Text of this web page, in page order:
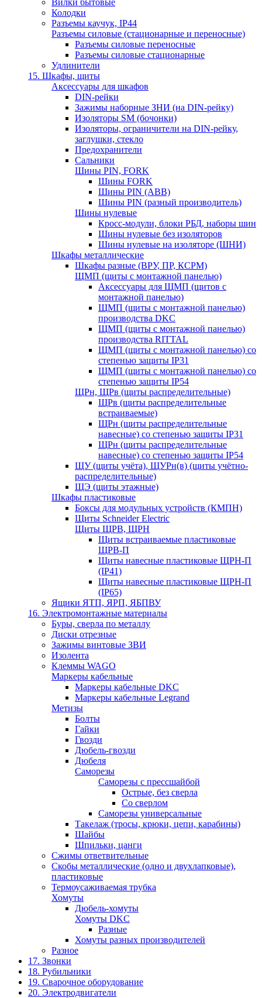
Вилки бытовые
Колодки
Разъемы каучук, IP44
Разъемы силовые (стационарные и переносные)
Разъемы силовые переносные
Разъемы силовые стационарные
Удлинители
15. Шкафы, щиты
Аксессуары для шкафов
DIN-рейки
Зажимы наборные ЗНИ (на DIN-рейку)
Изоляторы SM (бочонки)
Изоляторы, ограничители на DIN-рейку,
заглушки, стекло
Предохранители
Сальники
Шины PIN, FORK
Шины FORK
Шины PIN (АВВ)
Шины PIN (разный производитель)
Шины нулевые
Кросс-модули, блоки РБД, наборы шин
Шины нулевые без изоляторов
Шины нулевые на изоляторе (ШНИ)
Шкафы металлические
Шкафы разные (ВРУ, ПР, КСРМ)
ЩМП (щиты с монтажной панелью)
Аксессуары для ЩМП (щитов с
монтажной панелью)
ЩМП (щиты с монтажной панелью)
производства DKC
ЩМП (щиты с монтажной панелью)
производства RITTAL
ЩМП (щиты с монтажной панелью) со
степенью защиты IP31
ЩМП (щиты с монтажной панелью) со
степенью защиты IP54
ЩРн, ЩРв (щиты распределительные)
ЩРв (щиты распределительные
встраиваемые)
ЩРн (щиты распределительные
навесные) со степенью защиты IP31
ЩРн (щиты распределительные
навесные) со степенью защиты IP54
ЩУ (щиты учёта), ЩУРн(в) (щиты учётно-
распределительные)
ЩЭ (щиты этажные)
Шкафы пластиковые
Боксы для модульных устройств (КМПН)
Щиты Schneider Electric
Щиты ЩРВ, ЩРН
Щиты встраиваемые пластиковые
ЩРВ-П
Щиты навесные пластиковые ЩРН-П
(IP41)
Щиты навесные пластиковые ЩРН-П
(IP65)
Ящики ЯТП, ЯРП, ЯБПВУ
16. Электромонтажные материалы
Буры, сверла по металлу
Диски отрезные
Зажимы винтовые ЗВИ
Изолента
Клеммы WAGO
Маркеры кабельные
Маркеры кабельные DKC
Маркеры кабельные Legrand
Метизы
Болты
Гайки
Гвозди
Дюбель-гвозди
Дюбеля
Саморезы
Саморезы с прессшайбой
Острые, без сверла
Со сверлом
Саморезы универсальные
Такелаж (тросы, крюки, цепи, карабины)
Шайбы
Шпильки, цанги
Сжимы ответвительные
Скобы металлические (одно и двухлапковые),
пластиковые
Термоусаживаемая трубка
Хомуты
Дюбель-хомуты
Хомуты DKC
Разные
Хомуты разных производителей
Разное
17. Звонки
18. Рубильники
19. Сварочное оборудование
20. Электродвигатели